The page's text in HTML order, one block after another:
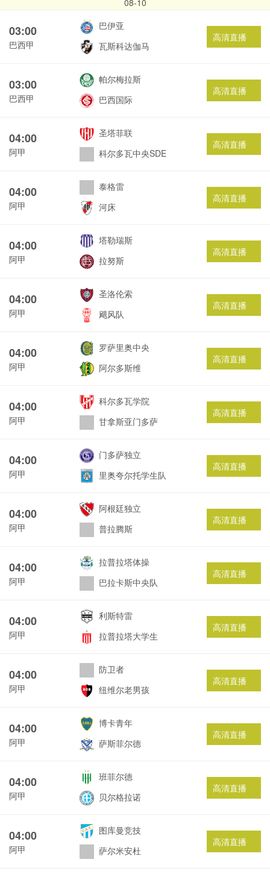
08-10
03:00
巴西甲
巴伊亚
瓦斯科达伽马
高清直播
03:00
巴西甲
帕尔梅拉斯
巴西国际
高清直播
04:00
阿甲
圣塔菲联
科尔多瓦中央SDE
高清直播
04:00
阿甲
泰格雷
河床
高清直播
04:00
阿甲
塔勒瑞斯
拉努斯
高清直播
04:00
阿甲
圣洛伦索
飓风队
高清直播
04:00
阿甲
罗萨里奥中央
阿尔多斯维
高清直播
04:00
阿甲
科尔多瓦学院
甘拿斯亚门多萨
高清直播
04:00
阿甲
门多萨独立
里奥夸尔托学生队
高清直播
04:00
阿甲
阿根廷独立
普拉腾斯
高清直播
04:00
阿甲
拉普拉塔体操
巴拉卡斯中央队
高清直播
04:00
阿甲
利斯特雷
拉普拉塔大学生
高清直播
04:00
阿甲
防卫者
纽维尔老男孩
高清直播
04:00
阿甲
博卡青年
萨斯菲尔德
高清直播
04:00
阿甲
班菲尔德
贝尔格拉诺
高清直播
04:00
阿甲
图库曼竞技
萨尔米安杜
高清直播